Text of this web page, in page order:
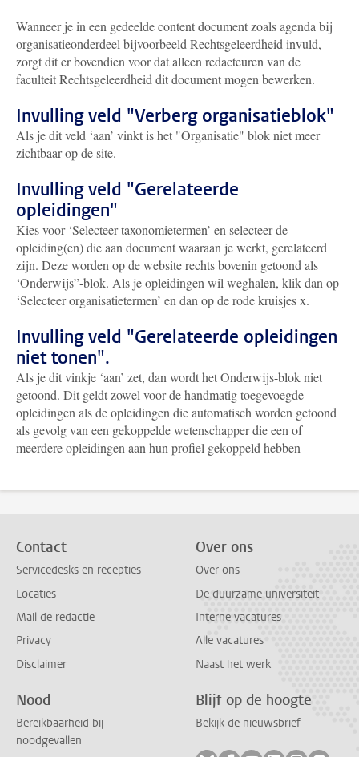
Wanneer je in een gedeelde content document zoals agenda bij
organisatieonderdeel bijvoorbeeld Rechtsgeleerdheid invuld,
zorgt dit er bovendien voor dat alleen redacteuren van de
faculteit Rechtsgeleerdheid dit document mogen bewerken.
Invulling veld "Verberg organisatieblok"
Als je dit veld ‘aan’ vinkt is het "Organisatie" blok niet meer
zichtbaar op de site.
Invulling veld "Gerelateerde
opleidingen"
Kies voor ‘Selecteer taxonomietermen’ en selecteer de
opleiding(en) die aan document waaraan je werkt, gerelateerd
zijn. Deze worden op de website rechts bovenin getoond als
‘Onderwijs”-blok. Als je opleidingen wil weghalen, klik dan op
‘Selecteer organisatietermen’ en dan op de rode kruisjes x.
Invulling veld "Gerelateerde opleidingen
niet tonen".
Als je dit vinkje ‘aan’ zet, dan wordt het Onderwijs-blok niet
getoond. Dit geldt zowel voor de handmatig toegevoegde
opleidingen als de opleidingen die automatisch worden getoond
als gevolg van een gekoppelde wetenschapper die een of
meerdere opleidingen aan hun profiel gekoppeld hebben
Contact
Servicedesks en recepties
Locaties
Mail de redactie
Privacy
Disclaimer
Over ons
Over ons
De duurzame universiteit
Interne vacatures
Alle vacatures
Naast het werk
Nood
Bereikbaarheid bij
noodgevallen
Blijf op de hoogte
Bekijk de nieuwsbrief